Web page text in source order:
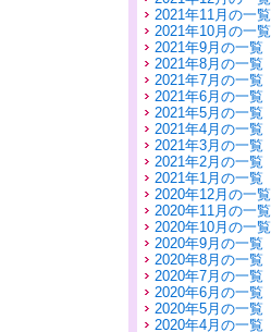
2021年11月の一覧
2021年10月の一覧
2021年9月の一覧
2021年8月の一覧
2021年7月の一覧
2021年6月の一覧
2021年5月の一覧
2021年4月の一覧
2021年3月の一覧
2021年2月の一覧
2021年1月の一覧
2020年12月の一覧
2020年11月の一覧
2020年10月の一覧
2020年9月の一覧
2020年8月の一覧
2020年7月の一覧
2020年6月の一覧
2020年5月の一覧
2020年4月の一覧